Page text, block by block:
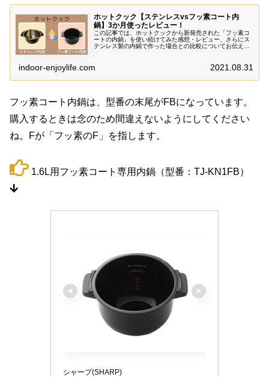
ホットクック【ステンレスvsフッ素コート内
鍋】3か月使ったレビュー！
この記事では、ホットクックから新発売された「フッ素コ
ートの内鍋」を使い続けてみた感想・レビュー、さらにス
テンレス製の内鍋で作った場合との比較についてお伝えし
indoor-enjoylife.com 2021.08.31
フッ素コート内鍋は、型番の末尾がFBになっています。
購入するときは念のため間違えないようにしてください
ね。Fが「フッ素のF」を指します。
1.6L用フッ素コート専用内鍋（型番：TJ-KN1FB）
シャープ(SHARP)